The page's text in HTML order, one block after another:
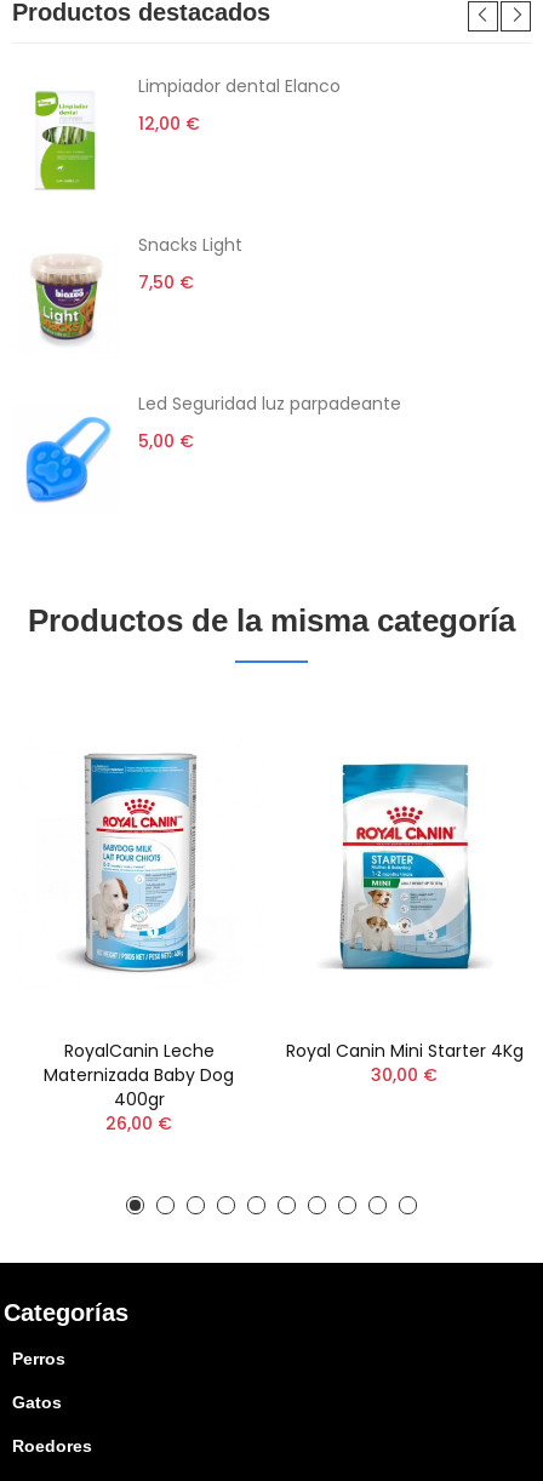
Productos destacados
Limpiador dental Elanco
12,00 €
Snacks Light
7,50 €
Led Seguridad luz parpadeante
5,00 €
Productos de la misma categoría
RoyalCanin Leche
Maternizada Baby Dog
400gr
26,00 €
Royal Canin Mini Starter 4Kg
30,00 €
Categorías
Perros
Gatos
Roedores